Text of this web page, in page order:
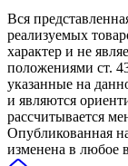
Вся
реализуемых
характер и не
положениями ст.
указанные на
и являются
рассчитывается
Опубликованная
изменена в любое